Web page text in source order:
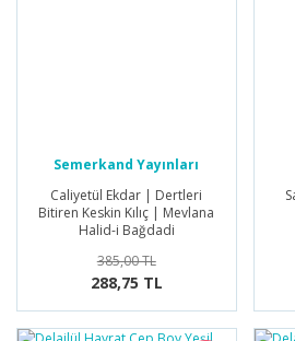
Semerkand Yayınları
Caliyetül Ekdar | Dertleri
Bitiren Keskin Kılıç | Mevlana
Halid-i Bağdadi
385,00 TL
288,75 TL